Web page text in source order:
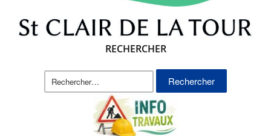
RECHERCHER
Rechercher :